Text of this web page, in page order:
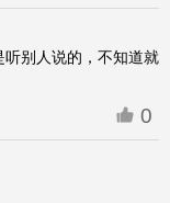
别人说的，不知道就
0